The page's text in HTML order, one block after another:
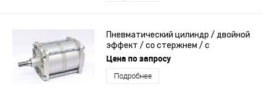
Пневматический цилиндр / двойной
эффект / со стержнем / с
несколькими поршнями
Цена по запросу
Подробнее